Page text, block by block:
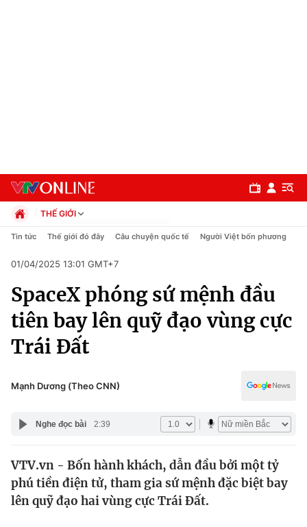
Chuyên mục
Chính trị
Xã hội
Pháp luật
Y tế
Thế giới
Tin tức
Kinh tế
THẾ GIỚI
Chính trị
Pháp luật
Kinh tế
Thể thao
Truyền hình
Văn hóa - Giải trí
Công nghệ
Tin tức Thế giới đó đây Câu chuyện quốc tế Người Việt bốn phương
01/04/2025 13:01 GMT+7
SpaceX phóng sứ mệnh đầu
tiên bay lên quỹ đạo vùng cực
Trái Đất
Mạnh Dương (Theo CNN)
Nghe đọc bài 2:39
VTV.vn - Bốn hành khách, dẫn đầu bởi một tỷ
phú tiền điện tử, tham gia sứ mệnh đặc biệt bay
lên quỹ đạo hai vùng cực Trái Đất.